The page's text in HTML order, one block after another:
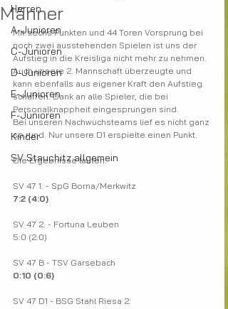
Herren
A-Junioren
C-Junioren
D-Junioren
E-Junioren
F-Junioren
Kinder
SV Stauchitz allgemein
Männer
Mit sechs Punkten und 44 Toren Vorsprung bei
noch zwei ausstehenden Spielen ist uns der
Aufstieg in die Kreisliga nicht mehr zu nehmen.
Auch unsere 2. Mannschaft überzeugte und
kann ebenfalls aus eigener Kraft den Aufstieg
schaffen. Dank an alle Spieler, die bei
Personalknappheit eingesprungen sind.
Bei unseren Nachwuchsteams lief es nicht ganz
so rund. Nur unsere D1 erspielte einen Punkt.
Die Ergebnisse lauten:
SV 47 1. - SpG Borna/Merkwitz
7:2 (4:0)
SV 47 2. - Fortuna Leuben​
5:0 (2:0)
SV 47 B - TSV Garsebach
0:10 (0:6)
SV 47 D1 - BSG Stahl Riesa 2.